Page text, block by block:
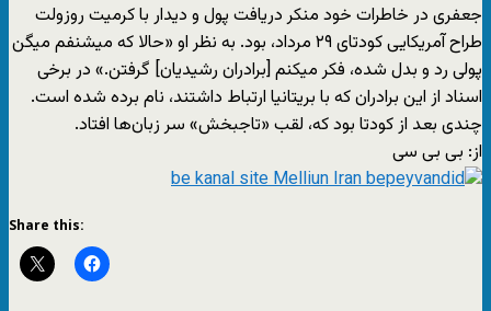
جعفری در خاطرات خود منکر دریافت پول و دیدار با کرمیت روزولت
طراح آمریکایی کودتای ۲۹ مرداد، بود. به نظر او «حالا که میشنفم میگن
پولی رد و بدل شده، فکر میکنم [برادران رشیدیان] گرفتن.» در برخی
اسناد از این برادران که با بریتانیا ارتباط داشتند، نام برده شده است.
چندی بعد از کودتا بود که، لقب «تاجبخش» سر زبان‌ها افتاد.
از: بی بی سی
Share this: